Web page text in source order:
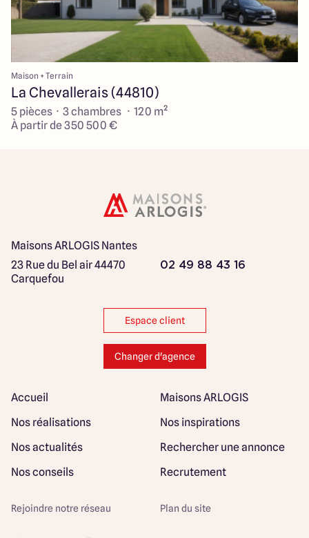
Maison + Terrain
La Chevallerais (44810)
5 pièces · 3 chambres · 120 m²
À partir de 350 500 €
Maisons ARLOGIS Nantes
23 Rue du Bel air44470
Carquefou
02 49 88 43 16
Espace client
Changer d'agence
Accueil
Maisons ARLOGIS
Nos réalisations
Nos inspirations
Nos actualités
Rechercher une annonce
Nos conseils
Recrutement
Rejoindre notre réseau Plan du site